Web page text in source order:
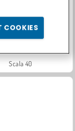
Scala 40
COOKIES